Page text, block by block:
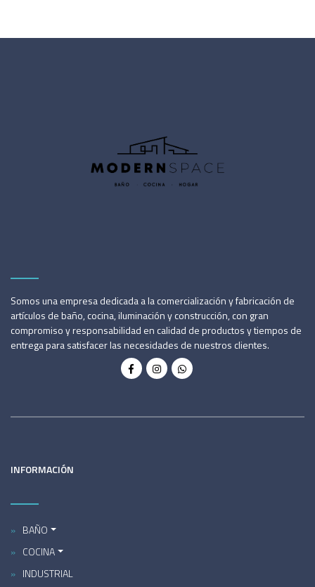
Somos una empresa dedicada a la comercialización y fabricación de
artículos de baño, cocina, iluminación y construcción, con gran
compromiso y responsabilidad en calidad de productos y tiempos de
entrega para satisfacer las necesidades de nuestros clientes.
INFORMACIÓN
BAÑO
COCINA
INDUSTRIAL